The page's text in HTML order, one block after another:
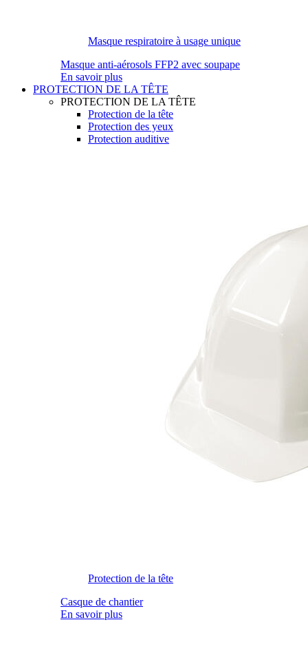
Masque respiratoire à usage unique
Masque anti-aérosols FFP2 avec soupape
En savoir plus
PROTECTION DE LA TÊTE
PROTECTION DE LA TÊTE
Protection de la tête
Protection des yeux
Protection auditive
Protection de la tête
Casque de chantier
En savoir plus